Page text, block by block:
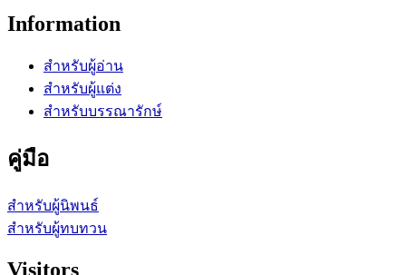
Information
สำหรับผู้อ่าน
สำหรับผู้แต่ง
สำหรับบรรณารักษ์
คู่มือ
สำหรับผู้นิพนธ์
สำหรับผู้ทบทวน
Visitors